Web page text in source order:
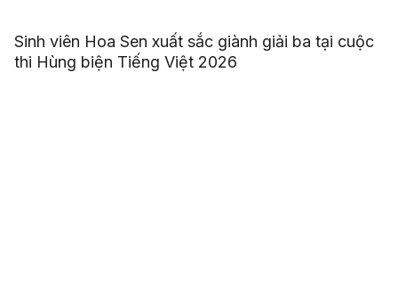
Sinh viên Hoa Sen xuất sắc giành giải ba tại cuộc
thi Hùng biện Tiếng Việt 2026